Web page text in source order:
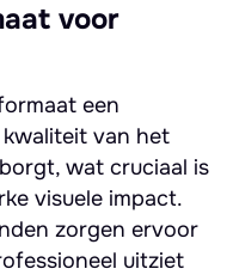
voor
een
van het
wat cruciaal is
visuele impact.
zorgen ervoor
uitziet